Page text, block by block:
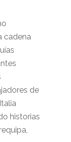
cadena
de
historias